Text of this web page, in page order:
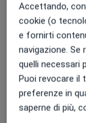
Dott.ssa
Endocrinologa,
200
Indirizzo 1
Via
Accettando,
cookie (o
e fornirti
navigazione.
quelli necessari
Puoi revocare il
preferenze in
saperne di più,